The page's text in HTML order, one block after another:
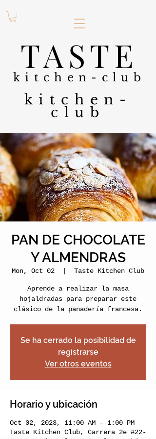
TASTE
kitchen-club
kitchen-
club
PAN DE CHOCOLATE
Y ALMENDRAS
Mon, Oct 02 Taste Kitchen Club
Aprende a realizar la masa
hojaldradas para preparar este
clásico de la panadería francesa.
Se ha cerrado la posibilidad de
registrarse
Ver otros eventos
Horario y ubicación
Oct 02, 2023, 11:00 AM – 1:00 PM
Taste Kitchen Club, Carrera 2e #22-